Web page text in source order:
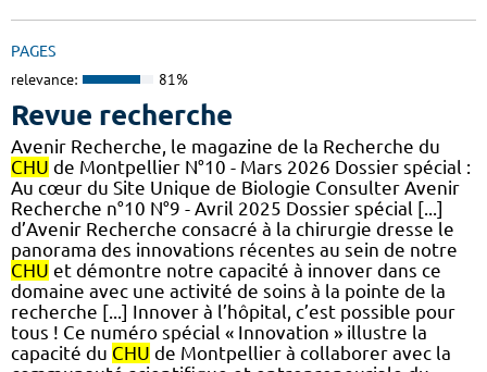
PAGES
relevance: 81%
Revue recherche
Avenir Recherche, le magazine de la Recherche du
CHU de Montpellier N°10 - Mars 2026 Dossier spécial :
Au cœur du Site Unique de Biologie Consulter Avenir
Recherche n°10 N°9 - Avril 2025 Dossier spécial [...]
d’Avenir Recherche consacré à la chirurgie dresse le
panorama des innovations récentes au sein de notre
CHU et démontre notre capacité à innover dans ce
domaine avec une activité de soins à la pointe de la
recherche [...] Innover à l’hôpital, c’est possible pour
tous ! Ce numéro spécial « Innovation » illustre la
capacité du CHU de Montpellier à collaborer avec la